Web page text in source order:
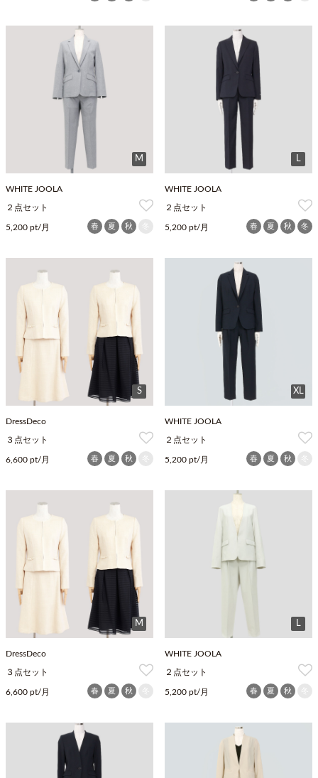
M
WHITE JOOLA
２点セット
5,200 pt/月 春 夏 秋
L
WHITE JOOLA
２点セット
5,200 pt/月 春 夏 秋 冬
S
DressDeco
３点セット
6,600 pt/月 春 夏 秋
XL
WHITE JOOLA
２点セット
5,200 pt/月 春 夏 秋
M
DressDeco
３点セット
6,600 pt/月 春 夏 秋
L
WHITE JOOLA
２点セット
5,200 pt/月 春 夏 秋